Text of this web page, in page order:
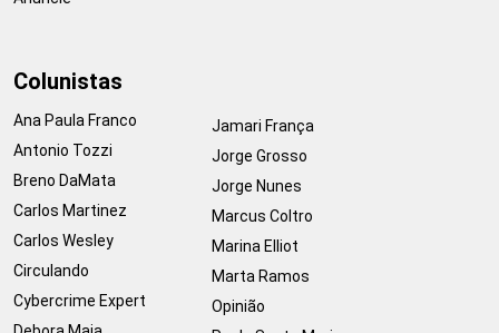
Colunistas
Ana Paula Franco
Antonio Tozzi
Breno DaMata
Carlos Martinez
Carlos Wesley
Circulando
Cybercrime Expert
Jamari França
Jorge Grosso
Jorge Nunes
Marcus Coltro
Marina Elliot
Marta Ramos
Opinião